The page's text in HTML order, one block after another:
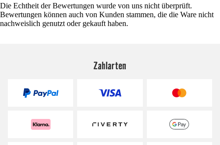
Die Echtheit der Bewertungen wurde von uns nicht überprüft.
Bewertungen können auch von Kunden stammen, die die Ware nicht
nachweislich genutzt oder gekauft haben.
Zahlarten